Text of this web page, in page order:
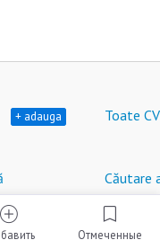
add_circle bookmark
Отмеченные
+ adauga Toate
Căutare
SRL